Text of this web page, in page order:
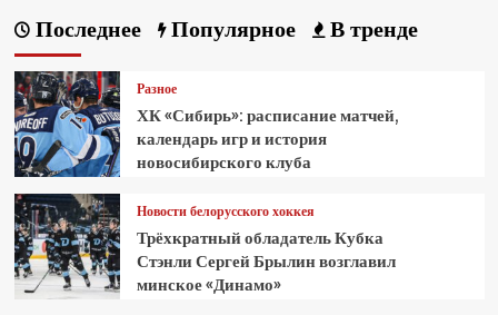
Последнее Популярное В тренде
Разное
ХК «Сибирь»: расписание матчей,
календарь игр и история
новосибирского клуба
Новости белорусского хоккея
Трёхкратный обладатель Кубка
Стэнли Сергей Брылин возглавил
минское «Динамо»